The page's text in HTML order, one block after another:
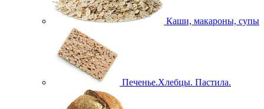
Каши, макароны, супы
Печенье.Хлебцы. Пастила.